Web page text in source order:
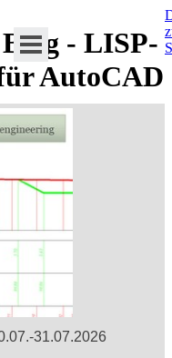
- LISP-
AutoCAD
31.07.2026